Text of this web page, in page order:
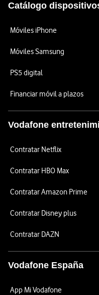
Catálogo
Móviles iPhone
Móviles Samsung
PS5 digital
Financiar móvil a plazos
Vodafone
Contratar Netflix
Contratar HBO Max
Contratar Amazon Prime
Contratar Disney plus
Contratar DAZN
Vodafone España
App Mi Vodafone